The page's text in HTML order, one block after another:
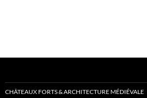
CHÂTEAUX FORTS & ARCHITECTURE MÉDIÉVALE